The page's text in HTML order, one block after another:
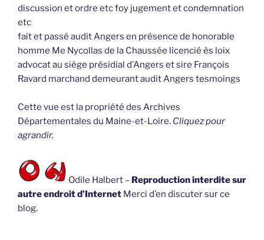
discussion et ordre etc foy jugement et condemnation
etc
fait et passé audit Angers en présence de honorable
homme Me Nycollas de la Chaussée licencié ès loix
advocat au siège présidial d’Angers et sire François
Ravard marchand demeurant audit Angers tesmoings
Cette vue est la propriété des Archives
Départementales du Maine-et-Loire. Cliquez pour
agrandir.
Odile Halbert – Reproduction interdite sur
autre endroit d’Internet Merci d’en discuter sur ce
blog.